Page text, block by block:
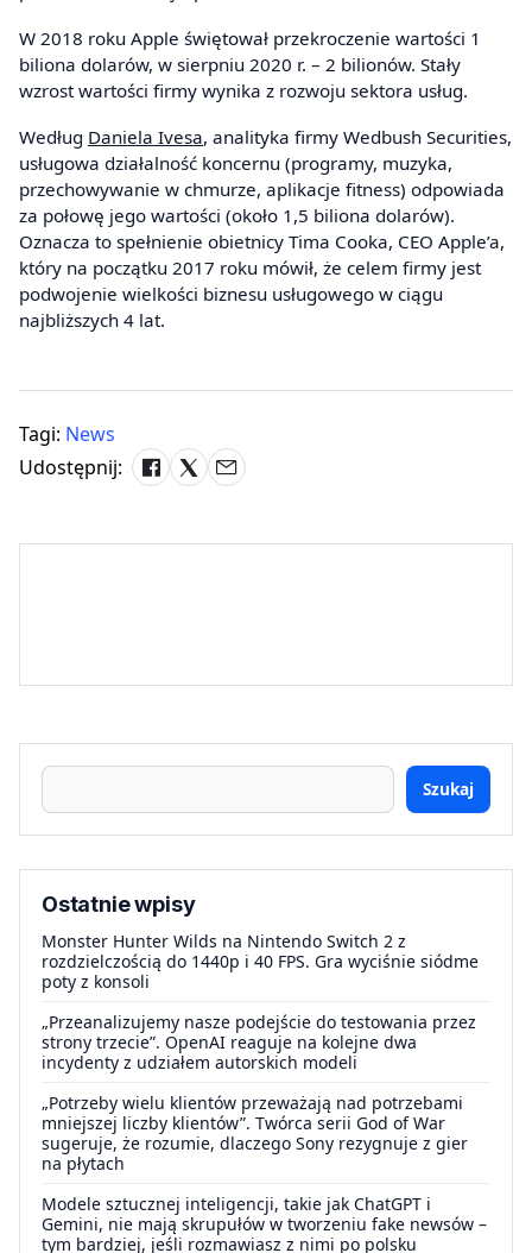
W 2018 roku Apple świętował przekroczenie wartości 1
biliona dolarów, w sierpniu 2020 r. – 2 bilionów. Stały
wzrost wartości firmy wynika z rozwoju sektora usług.
Według Daniela Ivesa, analityka firmy Wedbush Securities,
usługowa działalność koncernu (programy, muzyka,
przechowywanie w chmurze, aplikacje fitness) odpowiada
za połowę jego wartości (około 1,5 biliona dolarów).
Oznacza to spełnienie obietnicy Tima Cooka, CEO Apple’a,
który na początku 2017 roku mówił, że celem firmy jest
podwojenie wielkości biznesu usługowego w ciągu
najbliższych 4 lat.
Tagi: News
Udostępnij:
Szukaj
Ostatnie wpisy
Monster Hunter Wilds na Nintendo Switch 2 z
rozdzielczością do 1440p i 40 FPS. Gra wyciśnie siódme
poty z konsoli
„Przeanalizujemy nasze podejście do testowania przez
strony trzecie”. OpenAI reaguje na kolejne dwa
incydenty z udziałem autorskich modeli
„Potrzeby wielu klientów przeważają nad potrzebami
mniejszej liczby klientów”. Twórca serii God of War
sugeruje, że rozumie, dlaczego Sony rezygnuje z gier
na płytach
Modele sztucznej inteligencji, takie jak ChatGPT i
Gemini, nie mają skrupułów w tworzeniu fake newsów –
tym bardziej, jeśli rozmawiasz z nimi po polsku